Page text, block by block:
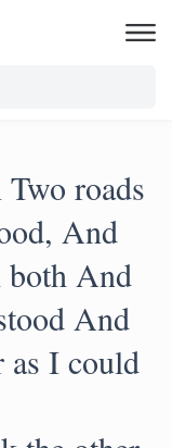
roads
And
both And
And
as I could